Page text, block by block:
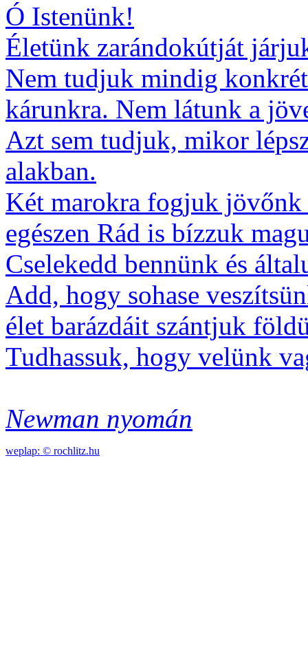
Ó Istenünk!
Életünk zarándokútját
Nem tudjuk mindig
kárunkra. Nem látunk a
Azt sem tudjuk, mikor
alakban.
Két marokra fogjuk jövőnk
egészen Rád is bízzuk
Cselekedd bennünk és
Add, hogy sohase
élet barázdáit szántjuk
Tudhassuk, hogy velünk
Newman nyomán
weplap: © rochlitz.hu